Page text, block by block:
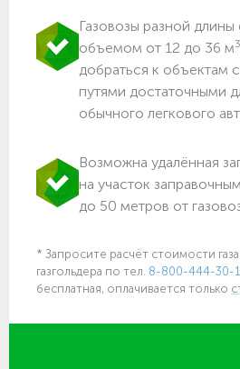
Газовозы разной
объемом от 12 до 36 м3
добраться к объектам
путями достаточными
обычного легкового
Возможна удалённая
на участок
до 50 метров от
* Запросите расчёт стоимости
газгольдера по тел. 8-800-444-30-
бесплатная, оплачивается только